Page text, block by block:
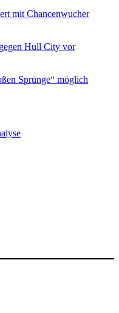
mit Chancenwucher
Hull City vor
Sprünge“ möglich